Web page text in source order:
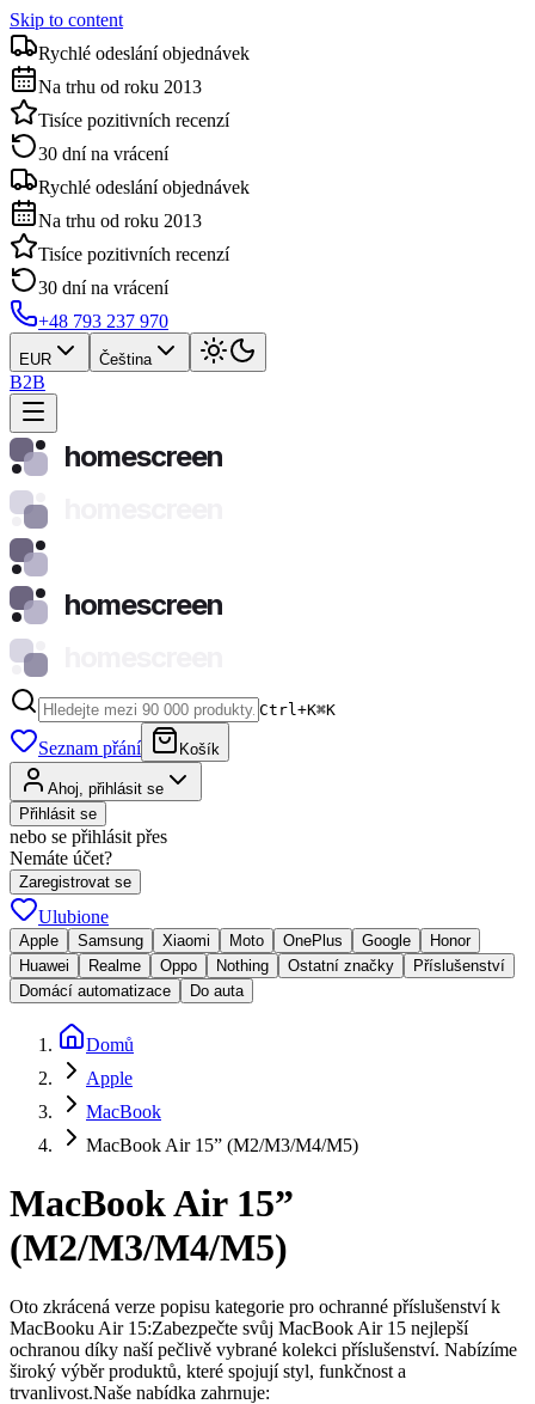
Skip to content
Rychlé odeslání objednávek
Na trhu od roku 2013
Tisíce pozitivních recenzí
30 dní na vrácení
Rychlé odeslání objednávek
Na trhu od roku 2013
Tisíce pozitivních recenzí
30 dní na vrácení
+48 793 237 970
EUR Čeština
B2B
homescreen
homescreen
Ctrl+K⌘K
Seznam přání Košík
Ahoj, přihlásit se
Přihlásit se
nebo se přihlásit přes
Nemáte účet?
Zaregistrovat se
Ulubione
Apple Samsung Xiaomi Moto OnePlus Google
Honor
Huawei
Realme Oppo Nothing Ostatní značky
Příslušenství
Domácí automatizace
Do auta
Domů
Apple
MacBook
MacBook Air 15” (M2/M3/M4/M5)
MacBook Air 15”
(M2/M3/M4/M5)
Oto zkrácená verze popisu kategorie pro ochranné příslušenství k
MacBooku Air 15:Zabezpečte svůj MacBook Air 15 nejlepší
ochranou díky naší pečlivě vybrané kolekci příslušenství. Nabízíme
široký výběr produktů, které spojují styl, funkčnost a
trvanlivost.Naše nabídka zahrnuje: